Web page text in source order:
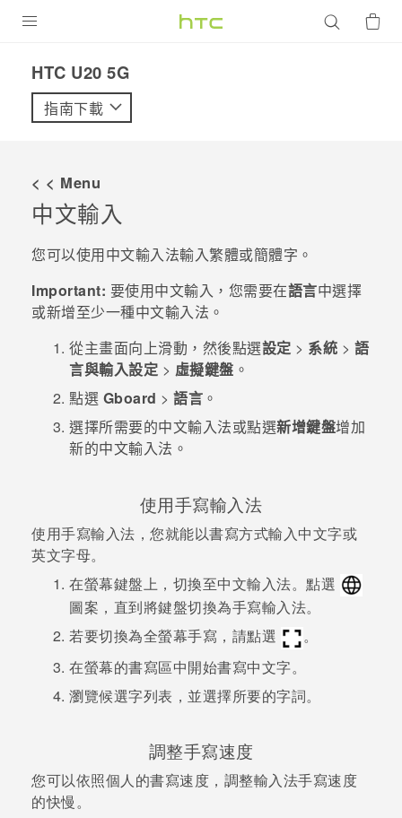
VIVE
配件
焦點訊息
校園專案
銷售門市
銷售通路
VIVELAND
‎HTC U20 5G‎
指南下載
< < Menu
中文輸入
您可以使用中文輸入法輸入繁體或簡體字。
Important: 要使用中文輸入，您需要在語言中選擇
或新增至少一種中文輸入法。
從主畫面向上滑動，然後點選設定 > 系統 > 語
言與輸入設定 > 虛擬鍵盤 。
點選 Gboard > 語言 。
選擇所需要的中文輸入法或點選新增鍵盤增加
新的中文輸入法。
使用手寫輸入法
使用手寫輸入法，您就能以書寫方式輸入中文字或
英文字母。
在螢幕鍵盤上，切換至中文輸入法。點選
圖案，直到將鍵盤切換為手寫輸入法。
若要切換為全螢幕手寫，請點選
。
在螢幕的書寫區中開始書寫中文字。
瀏覽候選字列表，並選擇所要的字詞。
調整手寫速度
您可以依照個人的書寫速度，調整輸入法手寫速度
的快慢。